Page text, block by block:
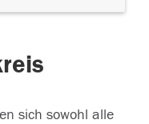
sich sowohl alle